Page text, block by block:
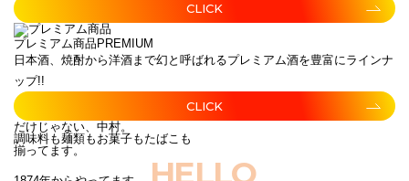
CLICK
プレミアム商品 PREMIUM
日本酒、焼酎から洋酒まで幻と呼ばれるプレミアム酒を豊富にラインナ
ップ!!
CLICK
だけじゃない、中村。
調味料も麺類もお菓子もたばこも
揃ってます。